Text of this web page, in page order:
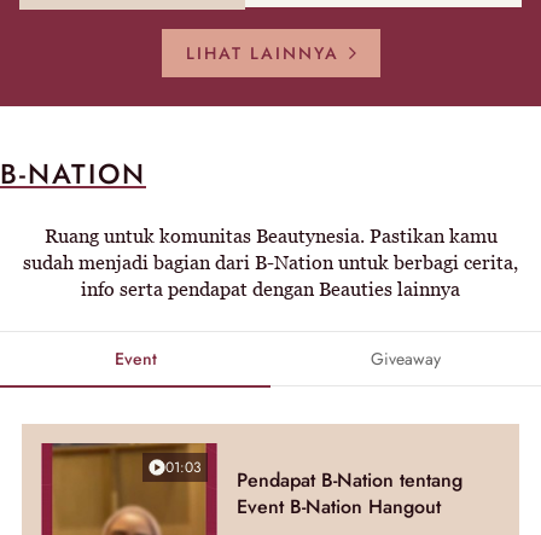
LIHAT LAINNYA
B-NATION
Ruang untuk komunitas Beautynesia. Pastikan kamu
sudah menjadi bagian dari B-Nation untuk berbagi cerita,
info serta pendapat dengan Beauties lainnya
Event Giveaway
01:03
Pendapat B-Nation tentang
Event B-Nation Hangout